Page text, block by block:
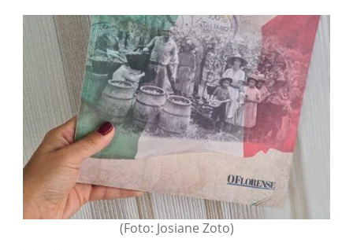
(Foto: Josiane Zoto)